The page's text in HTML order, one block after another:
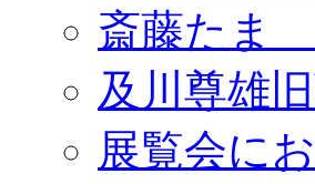
斎藤たま
及川尊雄
展覧会に